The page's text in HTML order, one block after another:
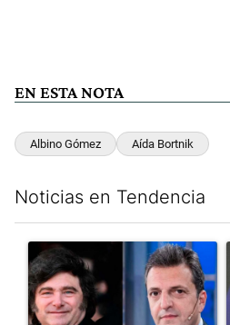
EN ESTA NOTA
Albino Gómez Aída Bortnik
Noticias en Tendencia
Un artículo de tendencia con el